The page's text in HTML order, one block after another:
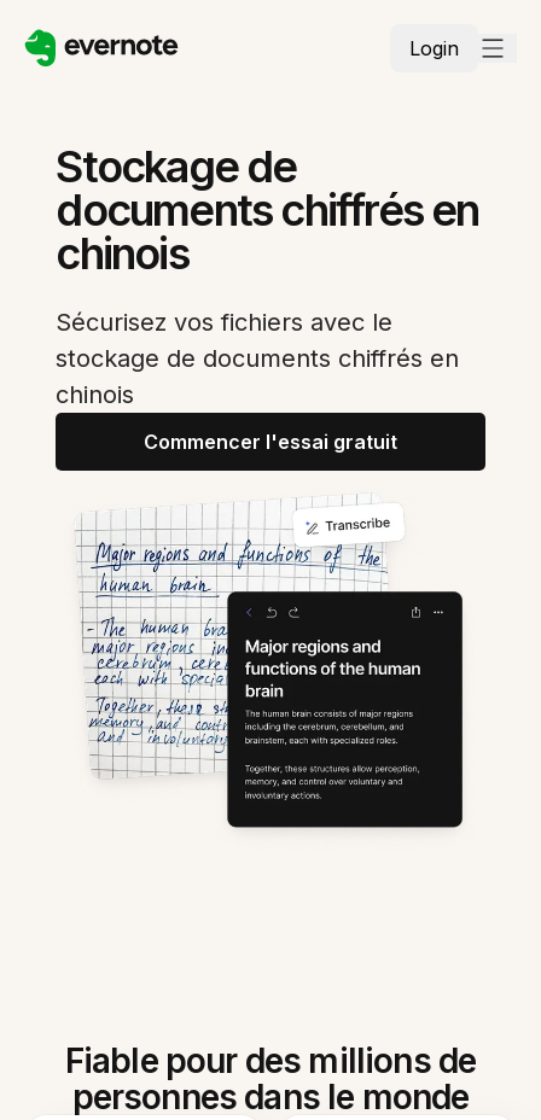
Login
Stockage de
documents chiffrés en
chinois
Sécurisez vos fichiers avec le
stockage de documents chiffrés en
chinois
Commencer l'essai gratuit
Fiable pour des millions de
personnes dans le monde